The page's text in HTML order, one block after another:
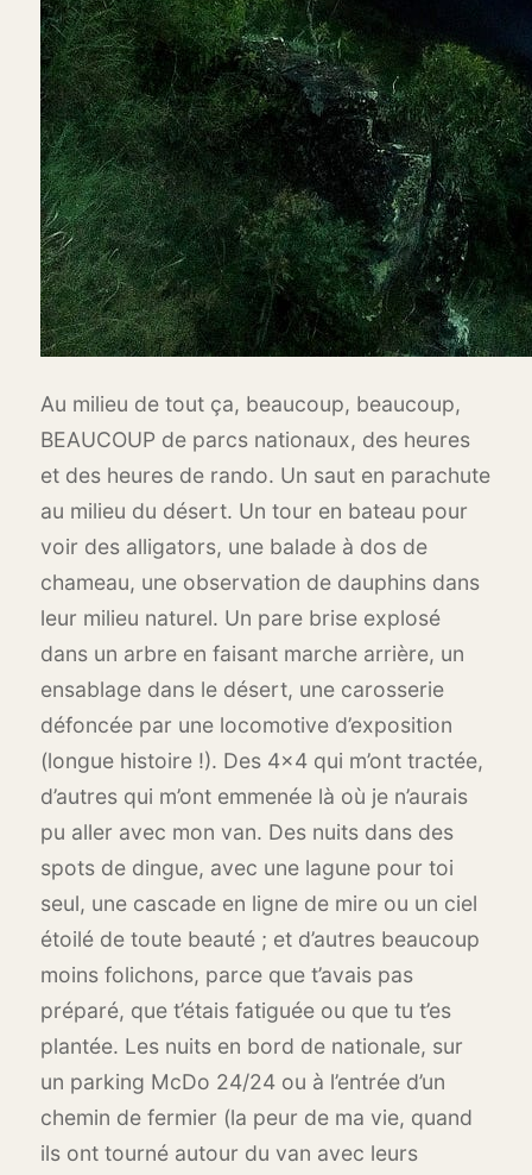
Au milieu de tout ça, beaucoup, beaucoup,
BEAUCOUP de parcs nationaux, des heures
et des heures de rando. Un saut en parachute
au milieu du désert. Un tour en bateau pour
voir des alligators, une balade à dos de
chameau, une observation de dauphins dans
leur milieu naturel. Un pare brise explosé
dans un arbre en faisant marche arrière, un
ensablage dans le désert, une carosserie
défoncée par une locomotive d’exposition
(longue histoire !). Des 4x4 qui m’ont tractée,
d’autres qui m’ont emmenée là où je n’aurais
pu aller avec mon van. Des nuits dans des
spots de dingue, avec une lagune pour toi
seul, une cascade en ligne de mire ou un ciel
étoilé de toute beauté ; et d’autres beaucoup
moins folichons, parce que t’avais pas
préparé, que t’étais fatiguée ou que tu t’es
plantée. Les nuits en bord de nationale, sur
un parking McDo 24/24 ou à l’entrée d’un
chemin de fermier (la peur de ma vie, quand
ils ont tourné autour du van avec leurs